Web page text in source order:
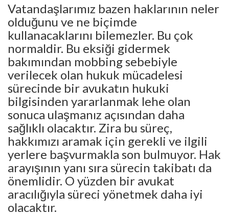
Vatandaşlarımız bazen haklarının neler
olduğunu ve ne biçimde
kullanacaklarını bilemezler. Bu çok
normaldir. Bu eksiği gidermek
bakımından mobbing sebebiyle
verilecek olan hukuk mücadelesi
sürecinde bir avukatın hukuki
bilgisinden yararlanmak lehe olan
sonuca ulaşmanız açısından daha
sağlıklı olacaktır. Zira bu süreç,
hakkımızı aramak için gerekli ve ilgili
yerlere başvurmakla son bulmuyor. Hak
arayışının yanı sıra sürecin takibatı da
önemlidir. O yüzden bir avukat
aracılığıyla süreci yönetmek daha iyi
olacaktır.